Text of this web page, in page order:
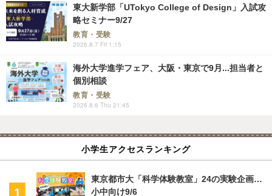
東大新学部「UTokyo College of Design」入試攻
略セミナー9/27
教育・受験
2026.8.7 Fri 1:15
海外大学進学フェア、大阪・東京で9月...担当者と
個別相談
教育・受験
2026.8.6 Thu 21:45
小学生アクセスランキング
東京都市大「科学体験教室」24の実験企画…
小中向け9/6